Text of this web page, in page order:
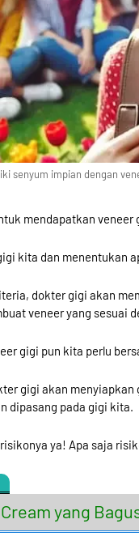
senyum impian dengan
mendapatkan veneer
kita dan menentukan
dokter gigi akan
veneer yang sesuai
gigi pun kita perlu
gigi akan
dipasang pada gigi kita.
ya! Apa saja
yang